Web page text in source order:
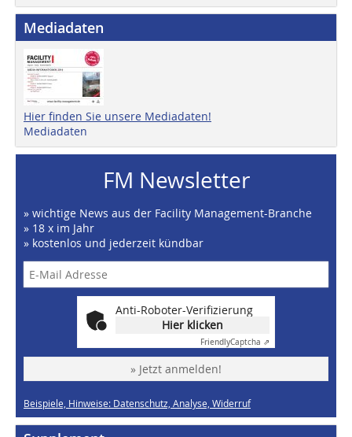
Mediadaten
Hier finden Sie unsere Mediadaten!
Mediadaten
FM Newsletter
» wichtige News aus der Facility Management-Branche
» 18 x im Jahr
» kostenlos und jederzeit kündbar
Anti-Roboter-Verifizierung
Hier klicken
FriendlyCaptcha ⇗
» Jetzt anmelden!
Beispiele, Hinweise: Datenschutz, Analyse, Widerruf